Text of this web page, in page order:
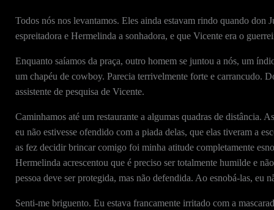
Todos nós nos levantamos. Eles ainda estavam rindo quando don
espreitadora e Hermelinda a sonhadora, e que Vicente era o
Enquanto saíamos da praça, outro homem se juntou a nós, um
um chapéu de cowboy. Parecia terrivelmente forte e carrancudo.
assistente de pesquisa de Vicente.
Caminhamos até um restaurante a algumas quadras de distância.
eu não estivesse ofendido com a piada delas, que elas tiveram a
as fez decidir brincar comigo foi minha atitude completamente
Hermelinda acrescentou que é preciso ser totalmente humilde e
pessoa deve ser protegida, mas não defendida. Ao esnobá-las, eu
Senti-me briguento. Eu estava francamente irritado com a